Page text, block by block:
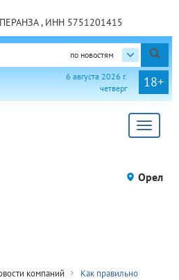
, ИНН 5751201415
по новостям
18+
6 августа 2026 г.
четверг
Toggle
Орел
компаний
Как правильно